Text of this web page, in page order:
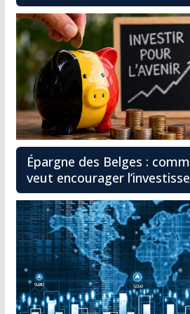
Épargne des Belges :
veut encourager